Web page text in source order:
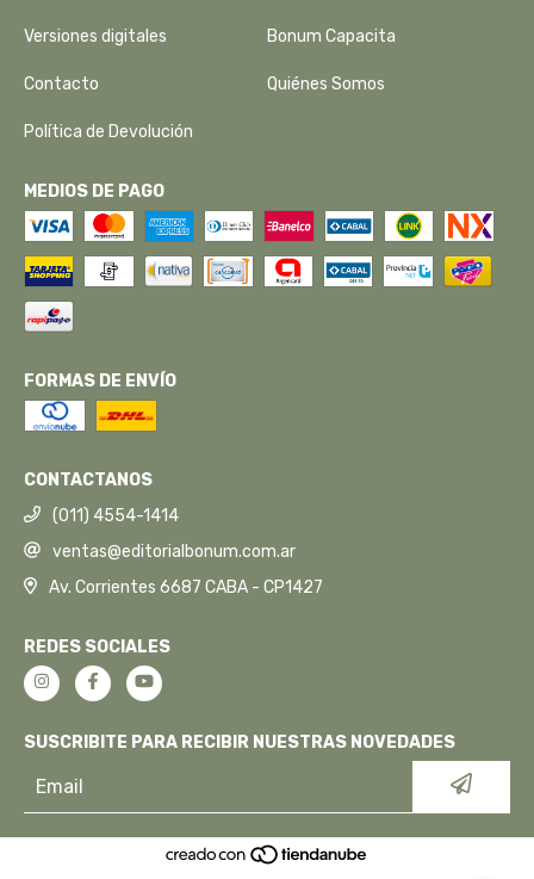
Versiones digitales Bonum Capacita
Contacto Quiénes Somos
Política de Devolución
MEDIOS DE PAGO
FORMAS DE ENVÍO
CONTACTANOS
(011) 4554-1414
ventas@editorialbonum.com.ar
Av. Corrientes 6687 CABA - CP1427
REDES SOCIALES
SUSCRIBITE PARA RECIBIR NUESTRAS NOVEDADES